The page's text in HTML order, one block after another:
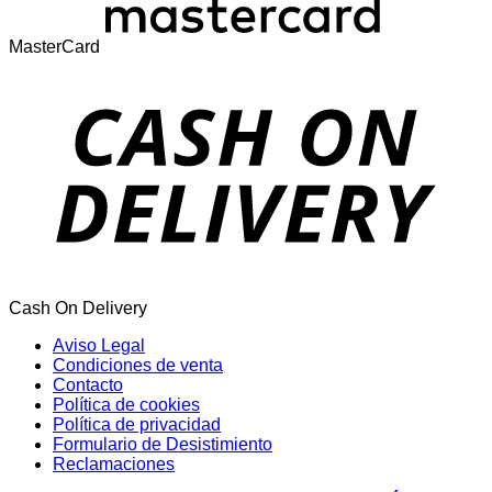
MasterCard
Cash On Delivery
Aviso Legal
Condiciones de venta
Contacto
Política de cookies
Política de privacidad
Formulario de Desistimiento
Reclamaciones